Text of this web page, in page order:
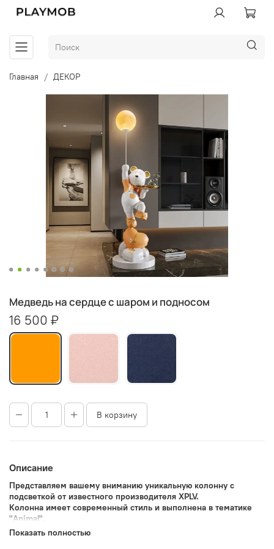
Главная ДЕКОР
Медведь на сердце с шаром и подносом
16 500 ₽
В корзину
Описание
Представляем вашему вниманию уникальную колонну с
подсветкой от известного производителя XPLV.
Колонна имеет современный стиль и выполнена в тематике
"Animal".
Размеры составляют 36х36х148 см.
Показать полностью